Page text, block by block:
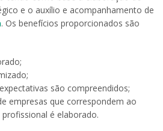
e o auxílio e acompanhamento de
. Os benefícios proporcionados são
são compreendidos;
empresas que correspondem ao
é elaborado.